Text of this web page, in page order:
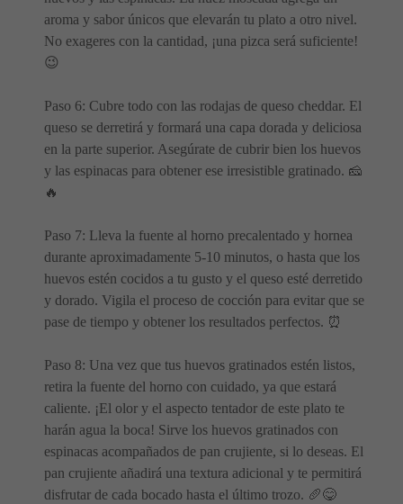
aroma y sabor únicos que elevarán tu plato a otro nivel.
No exageres con la cantidad, ¡una pizca será suficiente!
😉
Paso 6: Cubre todo con las rodajas de queso cheddar. El
queso se derretirá y formará una capa dorada y deliciosa
en la parte superior. Asegúrate de cubrir bien los huevos
y las espinacas para obtener ese irresistible gratinado. 🧀
🔥
Paso 7: Lleva la fuente al horno precalentado y hornea
durante aproximadamente 5-10 minutos, o hasta que los
huevos estén cocidos a tu gusto y el queso esté derretido
y dorado. Vigila el proceso de cocción para evitar que se
pase de tiempo y obtener los resultados perfectos. ⏰
Paso 8: Una vez que tus huevos gratinados estén listos,
retira la fuente del horno con cuidado, ya que estará
caliente. ¡El olor y el aspecto tentador de este plato te
harán agua la boca! Sirve los huevos gratinados con
espinacas acompañados de pan crujiente, si lo deseas. El
pan crujiente añadirá una textura adicional y te permitirá
disfrutar de cada bocado hasta el último trozo. 🥖😋